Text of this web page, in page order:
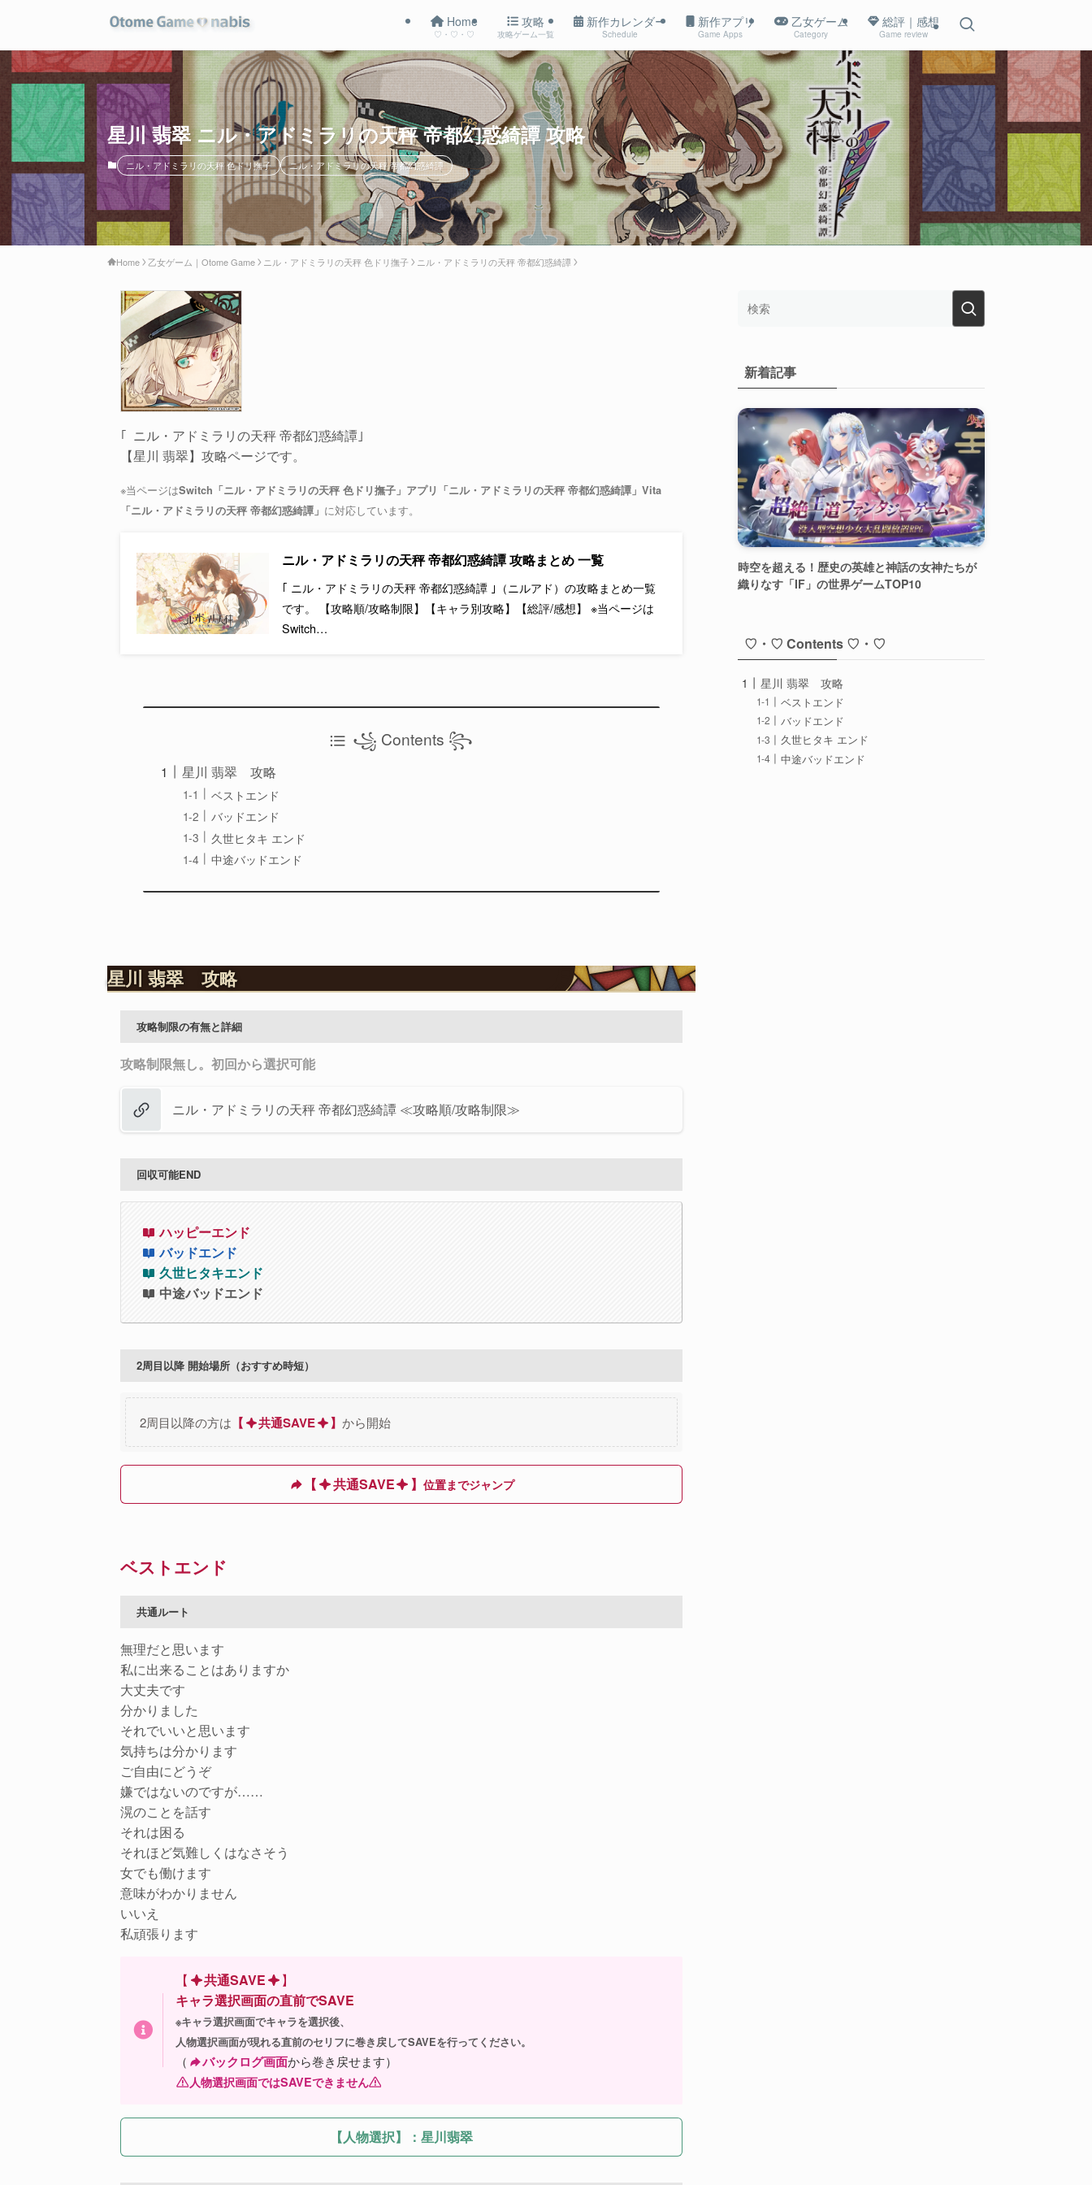
Home
♡・♡・♡
攻略
攻略ゲーム一覧
新作カレンダー
Schedule
新作アプリ
Game Apps
乙女ゲーム
Category
総評｜感想
Game review
星川 翡翠 ニル・アドミラリの天秤 帝都幻惑綺譚 攻略
ニル・アドミラリの天秤 色ドリ撫子 ニル・アドミラリの天秤 帝都幻惑綺譚
Home 乙女ゲーム｜Otome Game ニル・アドミラリの天秤 色ドリ撫子 ニル・アドミラリの天秤 帝都幻惑綺譚
｢ ニル・アドミラリの天秤 帝都幻惑綺譚｣
【星川 翡翠】攻略ページです。
※当ページはSwitch「ニル・アドミラリの天秤 色ドリ撫子」アプリ「ニル・アドミラリの天秤 帝都幻惑綺譚」Vita
「ニル・アドミラリの天秤 帝都幻惑綺譚」 に対応しています。
ニル・アドミラリの天秤 帝都幻惑綺譚 攻略まとめ 一覧
｢ ニル・アドミラリの天秤 帝都幻惑綺譚 ｣（ニルアド）の攻略まとめ一覧
です。 【攻略順/攻略制限】【キャラ別攻略】【総評/感想】 ※当ページは
Switch…
꧁ Contents ꧂
星川 翡翠 攻略
ベストエンド
バッドエンド
久世ヒタキ エンド
中途バッドエンド
星川 翡翠 攻略
攻略制限の有無と詳細
攻略制限無し。初回から選択可能
ニル・アドミラリの天秤 帝都幻惑綺譚 ≪攻略順/攻略制限≫
回収可能END
ハッピーエンド
バッドエンド
久世ヒタキエンド
中途バッドエンド
2周目以降 開始場所（おすすめ時短）
2周目以降の方は 【 共通SAVE 】 から開始
【 共通SAVE 】 位置までジャンプ
ベストエンド
共通ルート
無理だと思います
私に出来ることはありますか
大丈夫です
分かりました
それでいいと思います
気持ちは分かります
ご自由にどうぞ
嫌ではないのですが……
滉のことを話す
それは困る
それほど気難しくはなさそう
女でも働けます
意味がわかりません
いいえ
私頑張ります
【 共通SAVE
】
キャラ選択画面の直前でSAVE
※キャラ選択画面でキャラを選択後、
人物選択画面が現れる直前のセリフに巻き戻してSAVEを行ってください。
（ バックログ画面から巻き戻せます）
人物選択画面ではSAVEできません
【人物選択】：星川翡翠
新着記事
時空を超える！歴史の英雄と神話の女神たちが
織りなす「IF」の世界ゲームTOP10
♡・♡ Contents ♡・♡
星川 翡翠 攻略
ベストエンド
バッドエンド
久世ヒタキ エンド
中途バッドエンド